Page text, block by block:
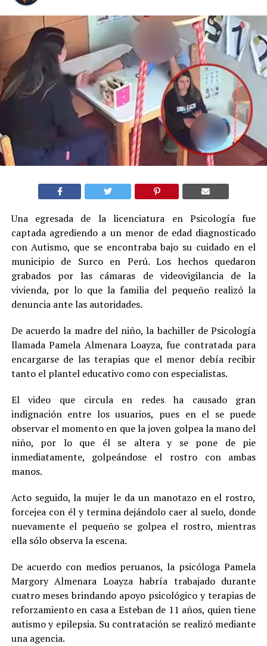
Una egresada de la licenciatura en Psicología fue
captada agrediendo a un menor de edad diagnosticado
con Autismo, que se encontraba bajo su cuidado en el
municipio de Surco en Perú. Los hechos quedaron
grabados por las cámaras de videovigilancia de la
vivienda, por lo que la familia del pequeño realizó la
denuncia ante las autoridades.
De acuerdo la madre del niño, la bachiller de Psicología
llamada Pamela Almenara Loayza, fue contratada para
encargarse de las terapias que el menor debía recibir
tanto el plantel educativo como con especialistas.
El video que circula en redes ha causado gran
indignación entre los usuarios, pues en el se puede
observar el momento en que la joven golpea la mano del
niño, por lo que él se altera y se pone de pie
inmediatamente, golpeándose el rostro con ambas
manos.
Acto seguido, la mujer le da un manotazo en el rostro,
forcejea con él y termina dejándolo caer al suelo, donde
nuevamente el pequeño se golpea el rostro, mientras
ella sólo observa la escena.
De acuerdo con medios peruanos, la psicóloga Pamela
Margory Almenara Loayza habría trabajado durante
cuatro meses brindando apoyo psicológico y terapias de
reforzamiento en casa a Esteban de 11 años, quien tiene
autismo y epilepsia. Su contratación se realizó mediante
una agencia.